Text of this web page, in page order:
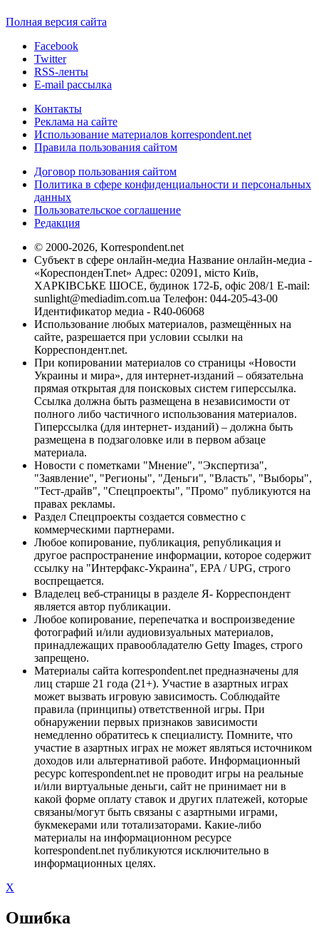
Полная версия сайта
Facebook
Twitter
RSS-ленты
E-mail рассылка
Контакты
Реклама на сайте
Использование материалов korrespondent.net
Правила пользования сайтом
Договор пользования сайтом
Политика в сфере конфиденциальности и персональных
данных
Пользовательское соглашение
Редакция
© 2000-2026, Korrespondent.net
Субъект в сфере онлайн-медиа Название онлайн-медиа -
«КореспонденТ.net» Адрес: 02091, місто Київ,
ХАРКІВСЬКЕ ШОСЕ, будинок 172-Б, офіс 208/1 E-mail:
sunlight@mediadim.com.ua Телефон: 044-205-43-00
Идентификатор медиа - R40-06068
Использование любых материалов, размещённых на
сайте, разрешается при условии ссылки на
Корреспондент.net.
При копировании материалов со страницы «Новости
Украины и мира», для интернет-изданий – обязательна
прямая открытая для поисковых систем гиперссылка.
Ссылка должна быть размещена в независимости от
полного либо частичного использования материалов.
Гиперссылка (для интернет- изданий) – должна быть
размещена в подзаголовке или в первом абзаце
материала.
Новости с пометками "Мнение", "Экспертиза",
"Заявление", "Регионы", "Деньги", "Власть", "Выборы",
"Тест-драйв", "Спецпроекты", "Промо" публикуются на
правах рекламы.
Раздел Спецпроекты создается совместно с
коммерческими партнерами.
Любое копирование, публикация, републикация и
другое распространение информации, которое содержит
ссылку на "Интерфакс-Украина", EPA / UPG, строго
воспрещается.
Владелец веб-страницы в разделе Я- Корреспондент
является автор публикации.
Любое копирование, перепечатка и воспроизведение
фотографий и/или аудиовизуальных материалов,
принадлежащих правообладателю Getty Images, строго
запрещено.
Материалы сайта korrespondent.net предназначены для
лиц старше 21 года (21+). Участие в азартных играх
может вызвать игровую зависимость. Соблюдайте
правила (принципы) ответственной игры. При
обнаружении первых признаков зависимости
немедленно обратитесь к специалисту. Помните, что
участие в азартных играх не может являться источником
доходов или альтернативой работе. Информационный
ресурс korrespondent.net не проводит игры на реальные
и/или виртуальные деньги, сайт не принимает ни в
какой форме оплату ставок и других платежей, которые
связаны/могут быть связаны с азартными играми,
букмекерами или тотализаторами. Какие-либо
материалы на информационном ресурсе
korrespondent.net публикуются исключительно в
информационных целях.
X
Ошибка